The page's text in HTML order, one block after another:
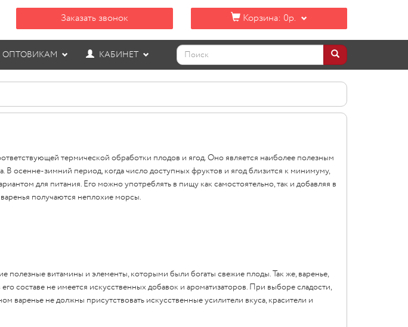
Заказать звонок Корзина: 0р.
ОПТОВИКАМ КАБИНЕТ
термической обработки плодов и ягод. Оно является наиболее полезным
В осенне-зимний период, когда число доступных фруктов и ягод близится к минимуму,
для питания. Его можно употреблять в пищу как самостоятельно, так и добавляя в
получаются неплохие морсы.
полезные витамины и элементы, которыми были богаты свежие плоды. Так же, варенье,
его составе не имеется искусственных добавок и ароматизаторов. При выборе сладости,
варенье не должны присутствовать искусственные усилители вкуса, красители и